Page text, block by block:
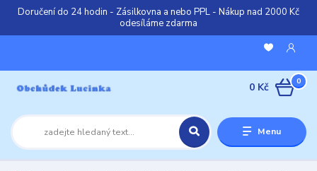
Doručení do 24 hodin - Zásilkovna a nebo PPL - Nákup nad 2000 Kč
odesíláme zdarma
Menu
0
0 Kč